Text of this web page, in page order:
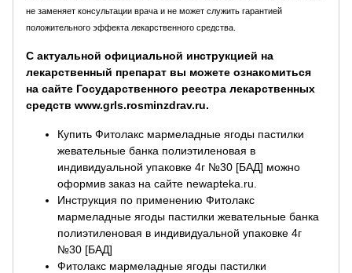
не заменяет консультации врача и не может служить гарантией
положительного эффекта лекарственного средства.
С актуальной официальной инструкцией на
лекарственный препарат вы можете ознакомиться
на сайте Государственного реестра лекарственных
средств www.grls.rosminzdrav.ru.
Купить Фитолакс мармеладные ягоды пастилки
жевательные банка полиэтиленовая в
индивидуальной упаковке 4г №30 [БАД] можно
оформив заказ на сайте newapteka.ru.
Инструкция по применению Фитолакс
мармеладные ягоды пастилки жевательные банка
полиэтиленовая в индивидуальной упаковке 4г
№30 [БАД]
Фитолакс мармеладные ягоды пастилки